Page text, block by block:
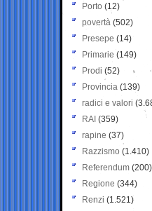
Porto (12)
povertà (502)
Presepe (14)
Primarie (149)
Prodi (52)
Provincia (139)
radici e valori
RAI (359)
rapine (37)
Razzismo (1.410)
Referendum (200)
Regione (344)
Renzi (1.521)